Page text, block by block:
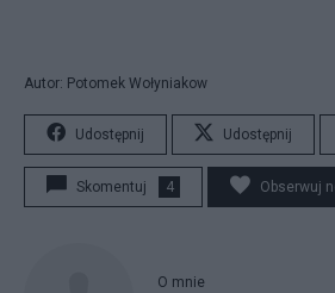
Autor: Potomek Wołyniakow
Udostępnij Udostępnij
Skomentuj 4 Obserwuj
O mnie